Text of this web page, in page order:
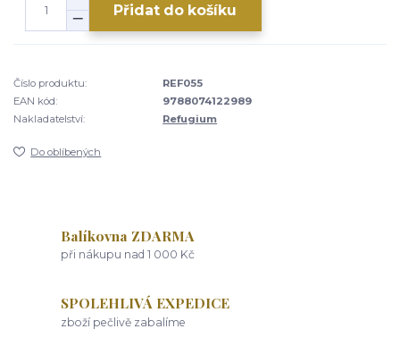
Přidat do košíku
Číslo produktu:
REF055
EAN kód:
9788074122989
Nakladatelství:
Refugium
Do oblíbených
Balíkovna ZDARMA
při nákupu nad 1 000 Kč
SPOLEHLIVÁ EXPEDICE
zboží pečlivě zabalíme